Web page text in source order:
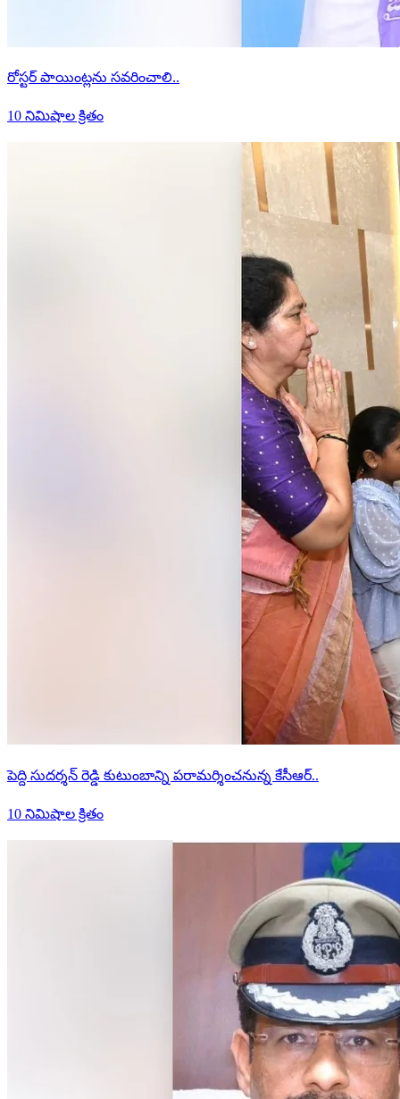
రోస్టర్ పాయింట్లను సవరించాలి..
10 నిమిషాల క్రితం
పెద్ది సుదర్శన్ రెడ్డి కుటుంబాన్ని పరామర్శించనున్న కేసీఆర్..
10 నిమిషాల క్రితం